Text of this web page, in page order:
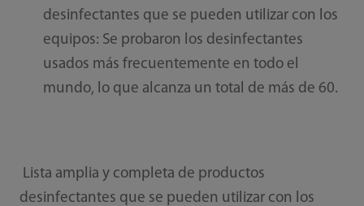
desinfectantes que se pueden utilizar con los
equipos: Se probaron los desinfectantes
usados más frecuentemente en todo el
mundo, lo que alcanza un total de más de 60.
Lista amplia y completa de productos
desinfectantes que se pueden utilizar con los